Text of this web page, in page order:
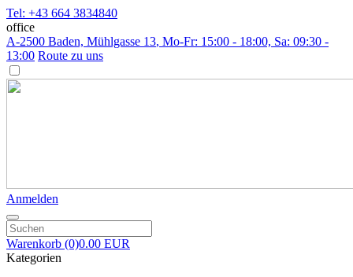
Tel: +43 664 3834840
office
A-2500 Baden, Mühlgasse 13, Mo-Fr: 15:00 - 18:00, Sa: 09:30 -
13:00 Route zu uns
Anmelden
Warenkorb (0)0.00 EUR
Kategorien